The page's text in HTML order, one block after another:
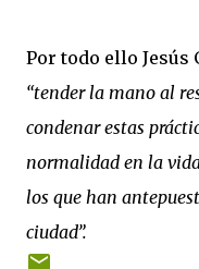
Por todo ello Jesús
“tender la mano al
condenar estas
normalidad en la
los que han
ciudad”.